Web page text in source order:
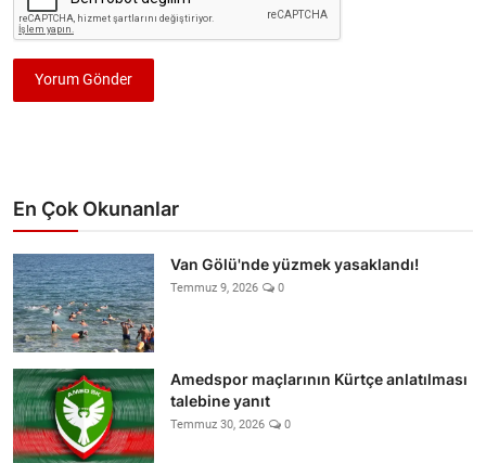
Yorum Gönder
En Çok Okunanlar
Van Gölü'nde yüzmek yasaklandı!
Temmuz 9, 2026 0
Amedspor maçlarının Kürtçe anlatılması
talebine yanıt
Temmuz 30, 2026 0